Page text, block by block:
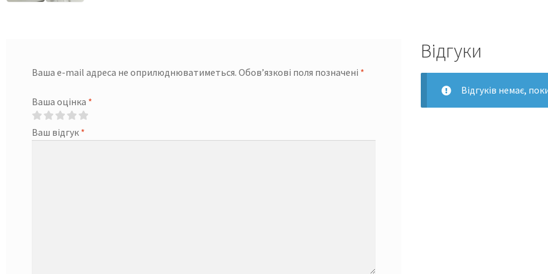
Відгуки
Відгуків немає,
Ваша e-mail адреса не оприлюднюватиметься. Обов’язкові поля позначені *
Ваша оцінка *
Ваш відгук *